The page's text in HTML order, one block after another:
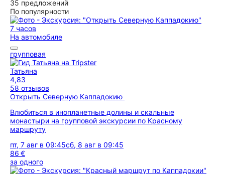
35 предложений
По популярности
7 часов
На автомобиле
групповая
Татьяна
4,83
58 отзывов
Открыть Северную Каппадокию
Влюбиться в инопланетные долины и скальные
монастыри на групповой экскурсии по Красному
маршруту
пт, 7 авг в 09:45сб, 8 авг в 09:45
86 €
за одного